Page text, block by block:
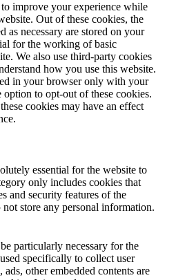
improve your experience while
Out of these cookies, the
as necessary are stored on your
for the working of basic
We also use third-party cookies
how you use this website.
in your browser only with your
option to opt-out of these cookies.
cookies may have an effect
essential for the website to
only includes cookies that
and security features of the
store any personal information.
particularly necessary for the
specifically to collect user
other embedded contents are